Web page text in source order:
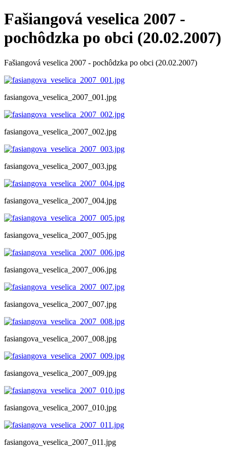
Fašiangová veselica 2007 -
pochôdzka po obci (20.02.2007)
Fašiangová veselica 2007 - pochôdzka po obci (20.02.2007)
fasiangova_veselica_2007_001.jpg
fasiangova_veselica_2007_002.jpg
fasiangova_veselica_2007_003.jpg
fasiangova_veselica_2007_004.jpg
fasiangova_veselica_2007_005.jpg
fasiangova_veselica_2007_006.jpg
fasiangova_veselica_2007_007.jpg
fasiangova_veselica_2007_008.jpg
fasiangova_veselica_2007_009.jpg
fasiangova_veselica_2007_010.jpg
fasiangova_veselica_2007_011.jpg